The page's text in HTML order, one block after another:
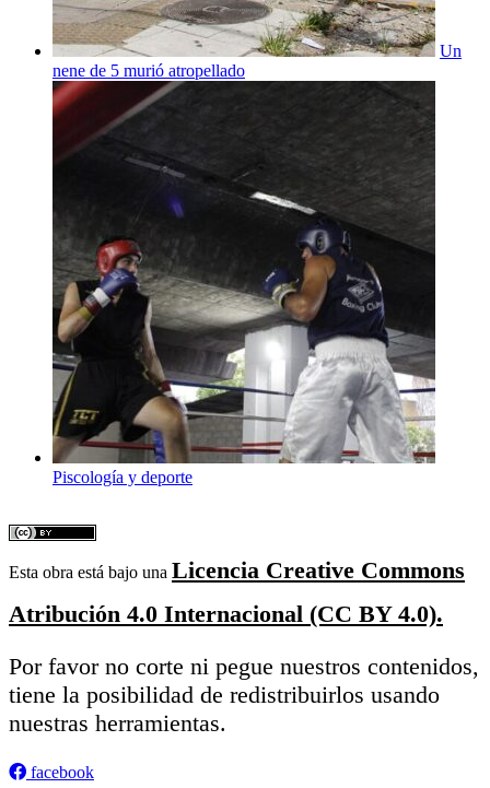
Un
nene de 5 murió atropellado
Piscología y deporte
Esta obra está bajo una Licencia Creative Commons
Atribución 4.0 Internacional (CC BY 4.0).
Por favor no corte ni pegue nuestros contenidos,
tiene la posibilidad de redistribuirlos usando
nuestras herramientas.
facebook